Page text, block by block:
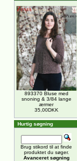
893370 Bluse med
snoning & 3/84 lange
ærmer
35,00DKK
Hurtig søgning
Brug stikord til at finde
produktet du søger.
Avanceret søgning